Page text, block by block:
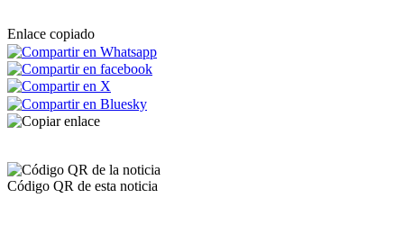
Enlace copiado
Código QR de esta noticia